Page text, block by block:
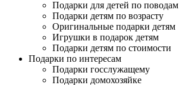
Подарки для детей по поводам
Подарки детям по возрасту
Оригинальные подарки детям
Игрушки в подарок детям
Подарки детям по стоимости
Подарки по интересам
Подарки госслужащему
Подарки домохозяйке